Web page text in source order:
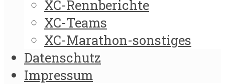
XC-Rennberichte
XC-Teams
XC-Marathon-sonstiges
Datenschutz
Impressum